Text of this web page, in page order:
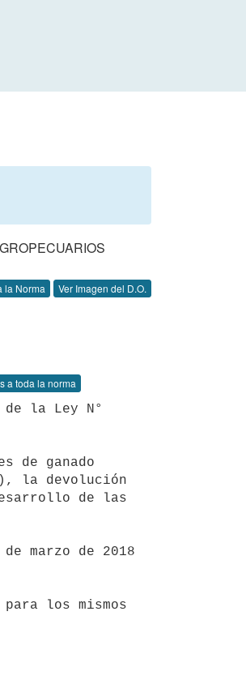
la Norma Ver Imagen del D.O.
a toda la norma
la devolución
de las